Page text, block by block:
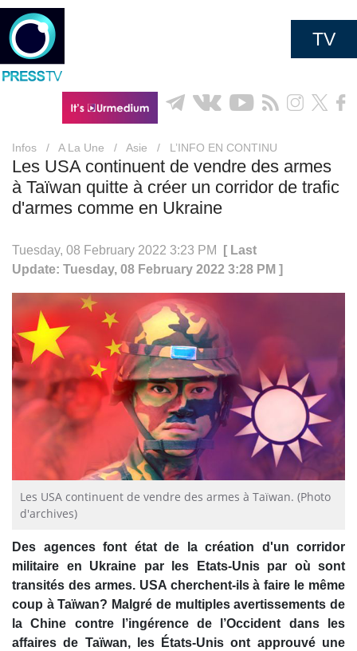
TV
Infos / A La Une / Asie / L’INFO EN CONTINU
Les USA continuent de vendre des armes
à Taïwan quitte à créer un corridor de trafic
d'armes comme en Ukraine
Tuesday, 08 February 2022 3:23 PM
[ Last
Update: Tuesday, 08 February 2022 3:28 PM ]
Les USA continuent de vendre des armes à Taïwan. (Photo
d'archives)
Des agences font état de la création d'un corridor
militaire en Ukraine par les Etats-Unis par où sont
transités des armes. USA cherchent-ils à faire le même
coup à Taïwan? Malgré de multiples avertissements de
la Chine contre l’ingérence de l’Occident dans les
affaires de Taïwan, les États-Unis ont approuvé une